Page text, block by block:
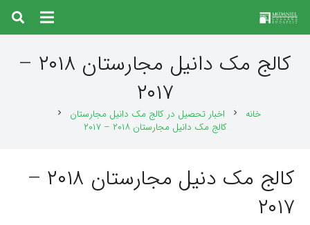
کالج مک دانیل مجارستان ۲۰۱۸ –
۲۰۱۷
خانه chevron_right اخبار تحصیل در کالج مک دانیل مجارستان chevron_right
کالج مک دانیل مجارستان ۲۰۱۸ – ۲۰۱۷
کالج مک دنیل مجارستان ۲۰۱۸ –
۲۰۱۷